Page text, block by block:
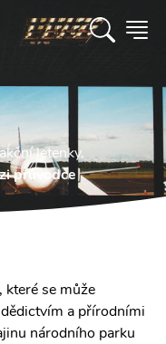
letenky.
průvodce
které se může
a přírodními
národního parku